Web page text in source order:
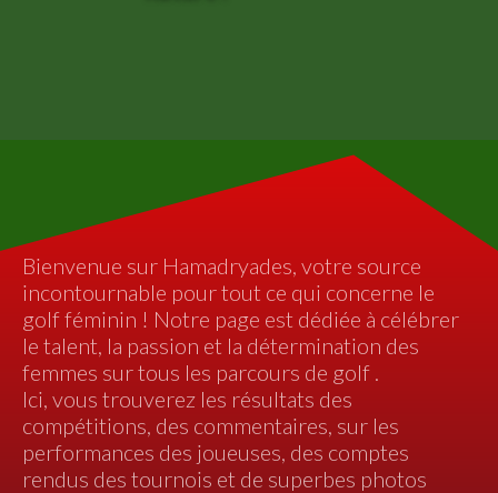
Bienvenue sur Hamadryades, votre source
incontournable pour tout ce qui concerne le
golf féminin ! Notre page est dédiée à célébrer
le talent, la passion et la détermination des
femmes sur tous les parcours de golf .
Ici, vous trouverez les résultats des
compétitions, des commentaires, sur les
performances des joueuses, des comptes
rendus des tournois et de superbes photos